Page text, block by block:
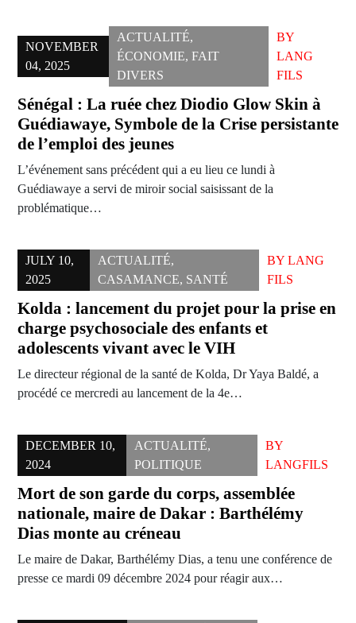
NOVEMBER
04, 2025
ACTUALITÉ,
ÉCONOMIE, FAIT
DIVERS
BY
LANG
FILS
Sénégal : La ruée chez Diodio Glow Skin à
Guédiawaye, Symbole de la Crise persistante
de l’emploi des jeunes
L’événement sans précédent qui a eu lieu ce lundi à
Guédiawaye a servi de miroir social saisissant de la
problématique…
JULY 10,
2025
ACTUALITÉ,
CASAMANCE, SANTÉ
BYLANG
FILS
Kolda : lancement du projet pour la prise en
charge psychosociale des enfants et
adolescents vivant avec le VIH
Le directeur régional de la santé de Kolda, Dr Yaya Baldé, a
procédé ce mercredi au lancement de la 4e…
DECEMBER 10,
2024
ACTUALITÉ,
POLITIQUE
BY
LANGFILS
Mort de son garde du corps, assemblée
nationale, maire de Dakar : Barthélémy
Dias monte au créneau
Le maire de Dakar, Barthélémy Dias, a tenu une conférence de
presse ce mardi 09 décembre 2024 pour réagir aux…